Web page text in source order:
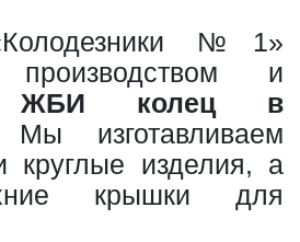
№1»
производством и
ЖБИ колец в
изготавливаем
круглые изделия, а
крышки для